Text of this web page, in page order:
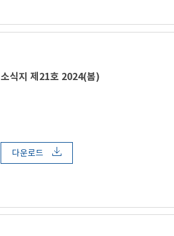
소식지 제21호 2024(봄)
다운로드